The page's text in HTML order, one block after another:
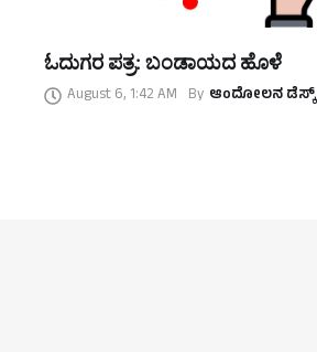
ಓದುಗರ ಪತ್ರ: ಬಂಡಾಯದ ಹೊಳೆ
August 6, 1:42 AM By ಆಂದೋಲನ ಡೆಸ್ಕ್